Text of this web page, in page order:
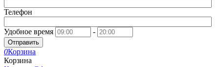
Телефон
Удобное время -
Отправить
0Корзина
Корзина